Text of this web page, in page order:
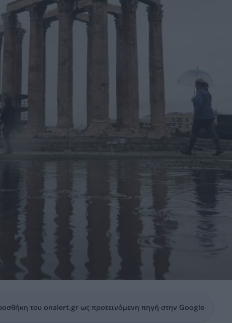
του onalert.gr ως προτεινόμενη πηγή στην Google